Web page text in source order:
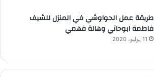
طريقة عمل الحواوشي في المنزل للشيف
فاطمة ابوحاتي وهالة فهمي
11 يوليو، 2020